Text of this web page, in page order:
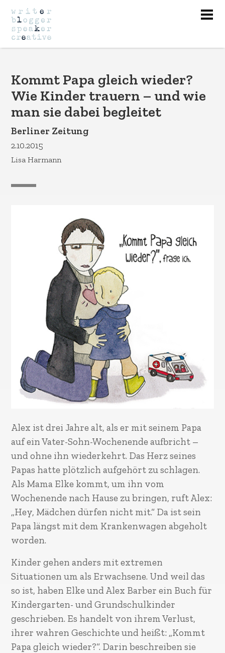
Kommt Papa gleich wieder?
Wie Kinder trauern – und wie
man sie dabei begleitet
Berliner Zeitung
2.10.2015
Lisa Harmann
Alex ist drei Jahre alt, als er mit seinem Papa
auf ein Vater-Sohn-Wochenende aufbricht –
und ohne ihn wiederkehrt. Das Herz seines
Papas hatte plötzlich aufgehört zu schlagen.
Als Mama Elke kommt, um ihn vom
Wochenende nach Hause zu bringen, ruft Alex:
„Hey, Mädchen dürfen nicht mit.“ Da ist sein
Papa längst mit dem Krankenwagen abgeholt
worden.
Kinder gehen anders mit extremen
Situationen um als Erwachsene. Und weil das
so ist, haben Elke und Alex Barber ein Buch für
Kindergarten- und Grundschulkinder
geschrieben. Es handelt von ihrem Verlust,
ihrer wahren Geschichte und heißt: „Kommt
Papa gleich wieder?“. Darin beschreiben sie